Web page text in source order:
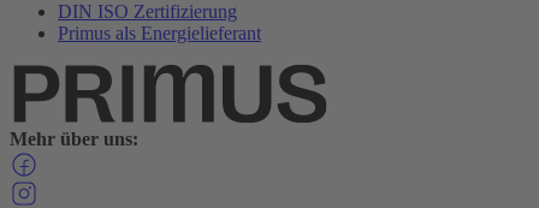
DIN ISO Zertifizierung
Primus als Energielieferant
Mehr über uns: